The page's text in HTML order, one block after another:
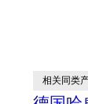
相关同类产